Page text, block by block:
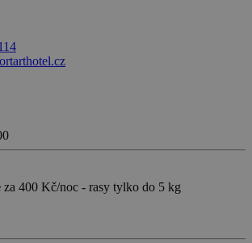
za 400 Kč/noc - rasy tylko do 5 kg